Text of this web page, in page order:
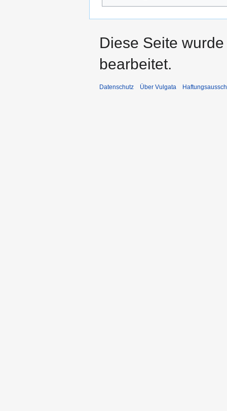
Diese Seite
bearbeitet.
Datenschutz Über Vulgata